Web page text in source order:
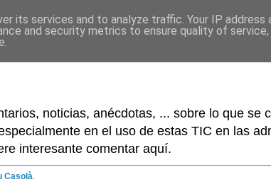
noticias, anécdotas, ... sobre lo que se
en el uso de estas TIC en las
interesante comentar aquí.
Casolà.
its services and to analyze traffic. Your IP address
and security metrics to ensure quality of